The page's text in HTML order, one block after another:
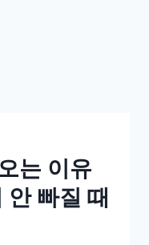
는 이유
빠질 때